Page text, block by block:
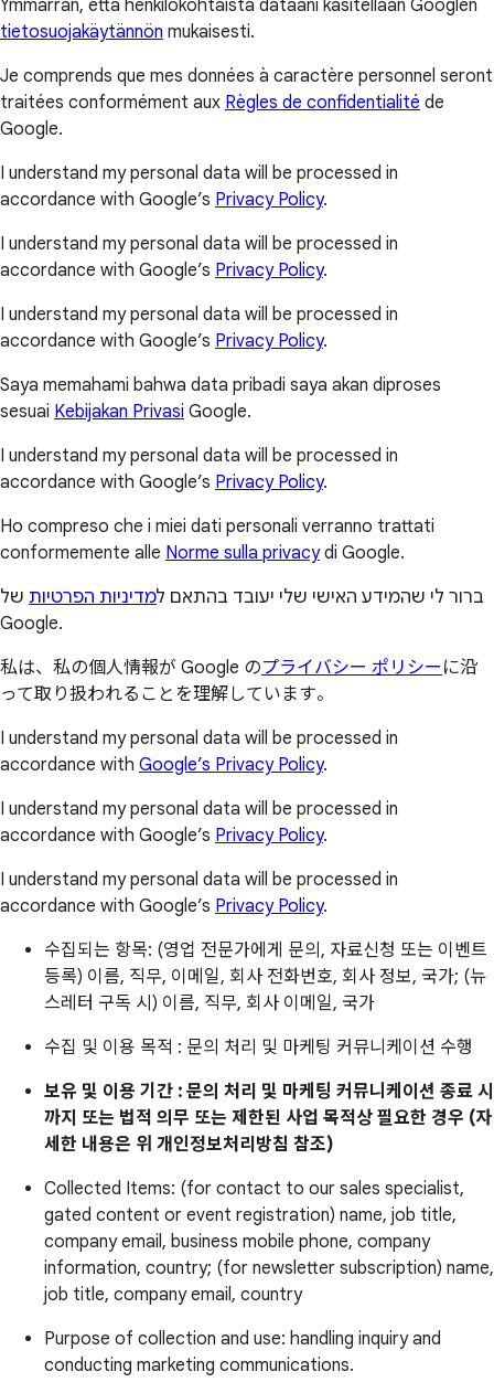
Ymmärrän, että henkilökohtaista dataani käsitellään Googlen
tietosuojakäytännön mukaisesti.
Je comprends que mes données à caractère personnel seront
traitées conformément aux Règles de confidentialité de
Google.
I understand my personal data will be processed in
accordance with Google’s Privacy Policy.
I understand my personal data will be processed in
accordance with Google’s Privacy Policy.
I understand my personal data will be processed in
accordance with Google’s Privacy Policy.
Saya memahami bahwa data pribadi saya akan diproses
sesuai Kebijakan Privasi Google.
I understand my personal data will be processed in
accordance with Google’s Privacy Policy.
Ho compreso che i miei dati personali verranno trattati
conformemente alle Norme sulla privacydi Google.
ברור לי שהמידע האישי שלי יעובד בהתאם למדיניות הפרטיות של
Google.
私は、私の個人情報が Google のプライバシー ポリシー に沿
って取り扱われることを理解しています。
I understand my personal data will be processed in
accordance with Google’s Privacy Policy.
I understand my personal data will be processed in
accordance with Google’s Privacy Policy.
I understand my personal data will be processed in
accordance with Google’s Privacy Policy.
수집되는 항목: (영업 전문가에게 문의, 자료신청 또는 이벤트
등록) 이름, 직무, 이메일, 회사 전화번호, 회사 정보, 국가; (뉴
스레터 구독 시) 이름, 직무, 회사 이메일, 국가
수집 및 이용 목적 : 문의 처리 및 마케팅 커뮤니케이션 수행
보유 및 이용 기간 : 문의 처리 및 마케팅 커뮤니케이션 종료 시
까지 또는 법적 의무 또는 제한된 사업 목적상 필요한 경우 (자
세한 내용은 위 개인정보처리방침 참조)
Collected Items: (for contact to our sales specialist,
gated content or event registration) name, job title,
company email, business mobile phone, company
information, country; (for newsletter subscription) name,
job title, company email, country
Purpose of collection and use: handling inquiry and
conducting marketing communications.